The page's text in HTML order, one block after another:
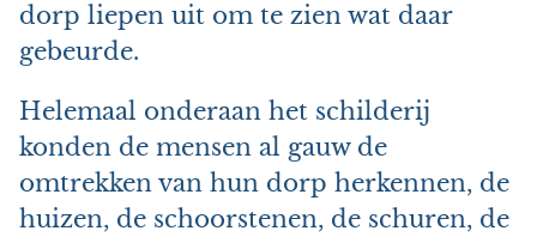
dorp liepen uit om te zien wat daar
gebeurde.
Helemaal onderaan het schilderij
konden de mensen al gauw de
omtrekken van hun dorp herkennen, de
huizen, de schoorstenen, de schuren, de